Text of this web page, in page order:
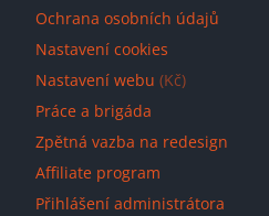
Ochrana osobních údajů
Nastavení cookies
Nastavení webu (Kč)
Práce a brigáda
Zpětná vazba na redesign
Affiliate program
Přihlášení administrátora